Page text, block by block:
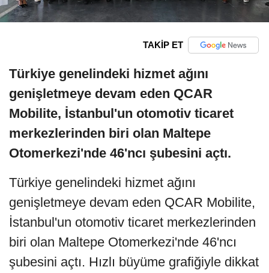
TAKİP ET
Türkiye genelindeki hizmet ağını
genişletmeye devam eden QCAR
Mobilite, İstanbul'un otomotiv ticaret
merkezlerinden biri olan Maltepe
Otomerkezi'nde 46'ncı şubesini açtı.
Türkiye genelindeki hizmet ağını
genişletmeye devam eden QCAR Mobilite,
İstanbul'un otomotiv ticaret merkezlerinden
biri olan Maltepe Otomerkezi'nde 46'ncı
şubesini açtı. Hızlı büyüme grafiğiyle dikkat